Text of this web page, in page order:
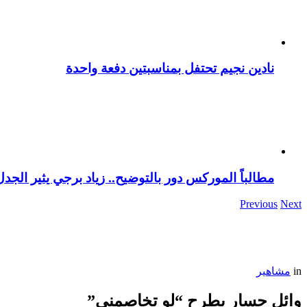
نادين نجيم تحتفل بمناسبتين دفعة واحدة
مطالباً الموركس دور بالتوضيح.. زياد برجي يثير
Previous Next
in مشاهير
وائل جسار يطرح “لو تخاصمني”